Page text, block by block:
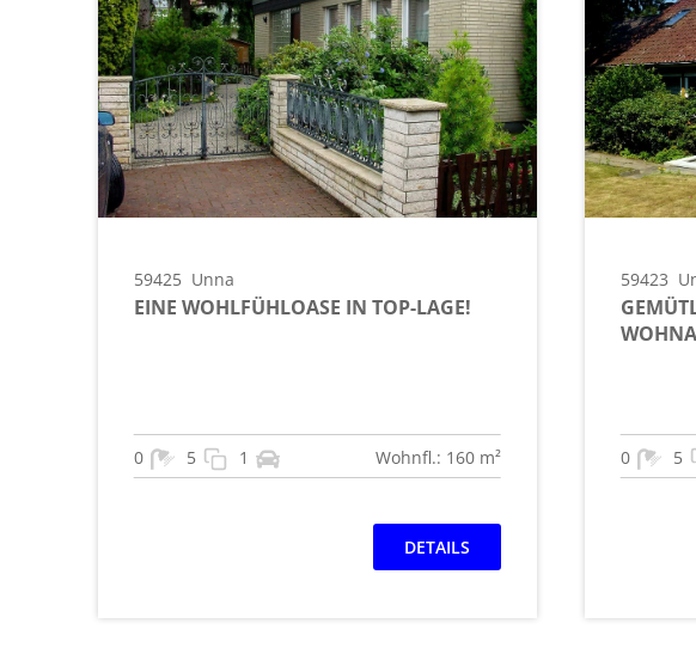
59425 Unna
EINE WOHLFÜHLOASE IN TOP-LAGE!
0 5 1 Wohnfl.: 160 m²
DETAILS
59423
0 5